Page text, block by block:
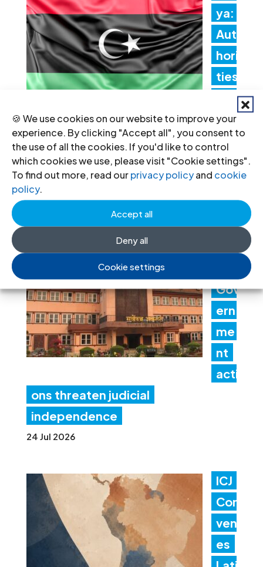
🍪 We use cookies on our website to improve your
experience. By clicking "Accept all", you consent to
the use of all the cookies. If you'd like to control
which cookies we use, please visit "Cookie settings".
To find out more, read ourprivacy policyand cookie
policy.
Accept all
Deny all
Cookie settings
ya:
Aut
hori
ties
mus
t
promptly implement the
Structured Dialogue’s human rights
recommendations
30 Jul 2026
Gov
ern
me
nt
acti
ons threaten judicial
independence
24 Jul 2026
ICJ
Con
ven
es